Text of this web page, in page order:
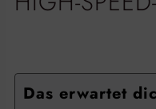
Das erwartet